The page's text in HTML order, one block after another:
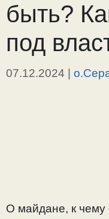
быть?
под
07.12.2024 |
О майдане, к